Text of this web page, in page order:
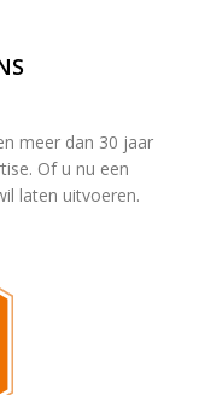
meer dan 30 jaar
Of u nu een
laten uitvoeren.